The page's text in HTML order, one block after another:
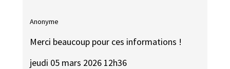
Anonyme
Merci beaucoup pour ces informations !
jeudi 05 mars 2026 12h36